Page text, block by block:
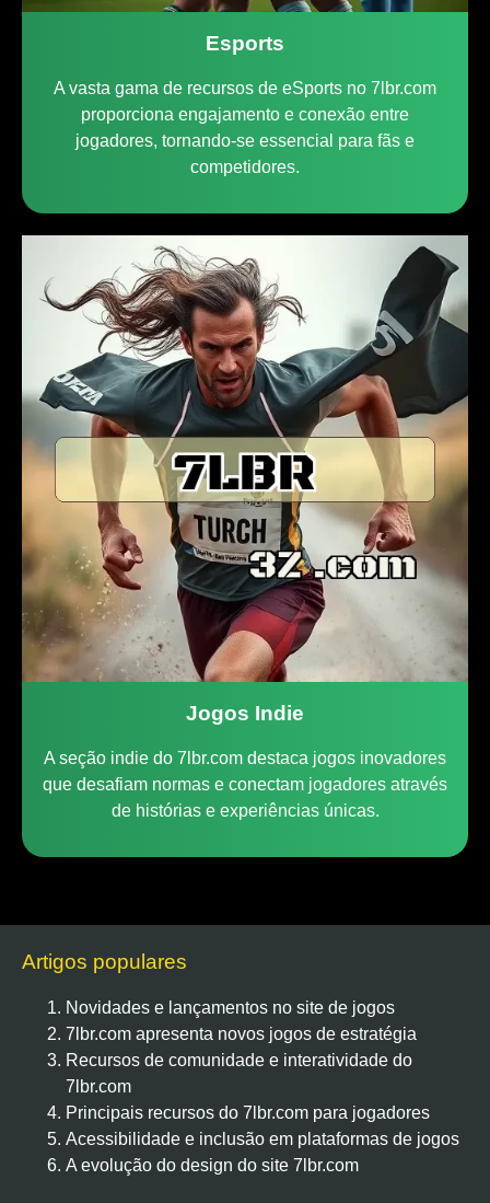
Esports
A vasta gama de recursos de eSports no 7lbr.com
proporciona engajamento e conexão entre
jogadores, tornando-se essencial para fãs e
competidores.
Jogos Indie
A seção indie do 7lbr.com destaca jogos inovadores
que desafiam normas e conectam jogadores através
de histórias e experiências únicas.
Artigos populares
Novidades e lançamentos no site de jogos
7lbr.com apresenta novos jogos de estratégia
Recursos de comunidade e interatividade do
7lbr.com
Principais recursos do 7lbr.com para jogadores
Acessibilidade e inclusão em plataformas de jogos
A evolução do design do site 7lbr.com